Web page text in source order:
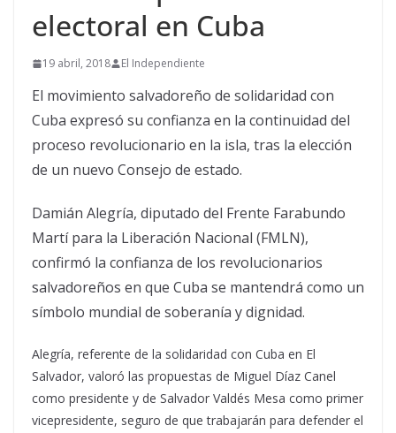
electoral en Cuba
19 abril, 2018 El Independiente
El movimiento salvadoreño de solidaridad con
Cuba expresó su confianza en la continuidad del
proceso revolucionario en la isla, tras la elección
de un nuevo Consejo de estado.
Damián Alegría, diputado del Frente Farabundo
Martí para la Liberación Nacional (FMLN),
confirmó la confianza de los revolucionarios
salvadoreños en que Cuba se mantendrá como un
símbolo mundial de soberanía y dignidad.
Alegría, referente de la solidaridad con Cuba en El
Salvador, valoró las propuestas de Miguel Díaz Canel
como presidente y de Salvador Valdés Mesa como primer
vicepresidente, seguro de que trabajarán para defender el